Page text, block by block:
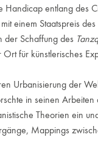
Handicap entlang des
einem Staatspreis
Schaffung des
für künstlerisches
der
in seinen
Theorien ein
Mappings